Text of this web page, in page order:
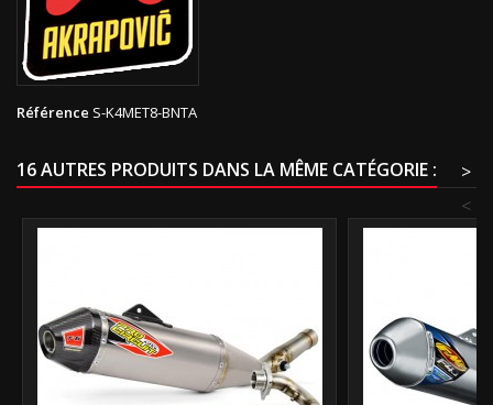
Référence S-K4MET8-BNTA
16 AUTRES PRODUITS DANS LA MÊME CATÉGORIE :
>
<